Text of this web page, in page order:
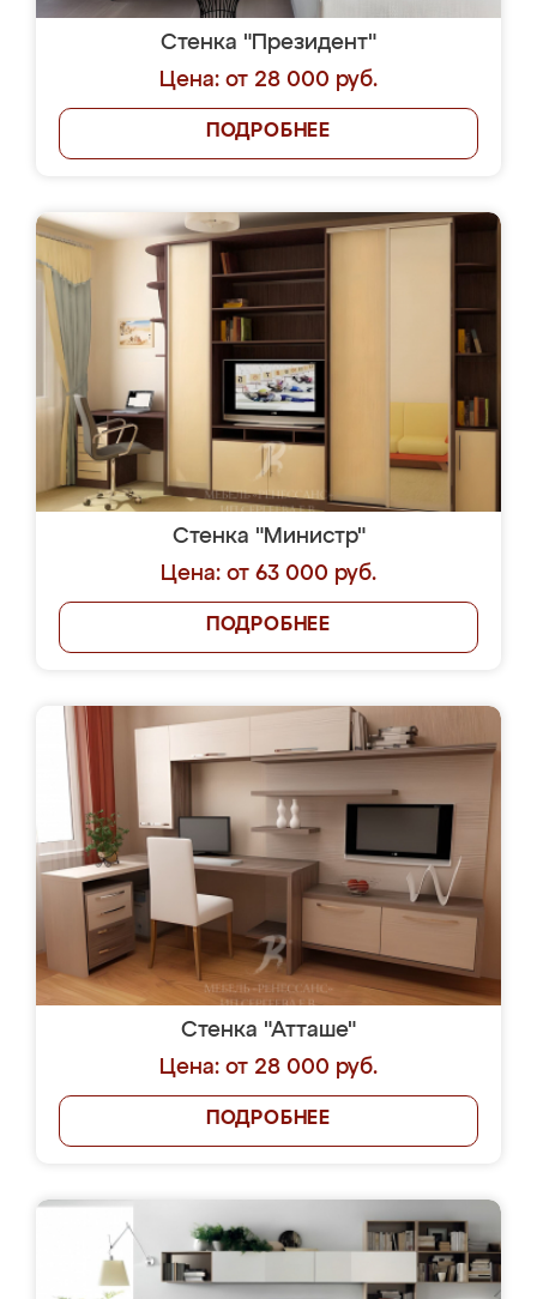
Стенка "Президент"
Цена: от 28 000 руб.
ПОДРОБНЕЕ
Стенка "Министр"
Цена: от 63 000 руб.
ПОДРОБНЕЕ
Стенка "Атташе"
Цена: от 28 000 руб.
ПОДРОБНЕЕ